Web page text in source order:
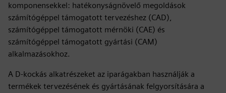
komponensekkel: hatékonyságnövelő megoldások
számítógéppel támogatott tervezéshez (CAD),
számítógéppel támogatott mérnöki (CAE) és
számítógéppel támogatott gyártási (CAM)
alkalmazásokhoz.
A D-kockás alkatrészeket az iparágakban használják a
termékek tervezésének és gyártásának felgyorsítására a